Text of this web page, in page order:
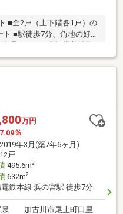
■全2戸（上下階各1戸）の
■駅徒歩7分、角地の好立
万円
7.09％
2019年3月(築7年6ヶ月)
戸
495.6m2
632m2
鉄本線 浜の宮駅 徒歩7分
県 加古川市尾上町口里